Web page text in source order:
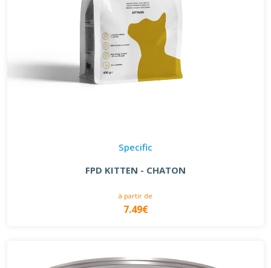
Specific
FPD KITTEN - CHATON
à partir de
7.49€